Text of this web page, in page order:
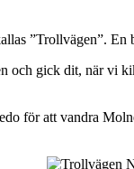
”Trollvägen”.
gick dit, när
för att vandra